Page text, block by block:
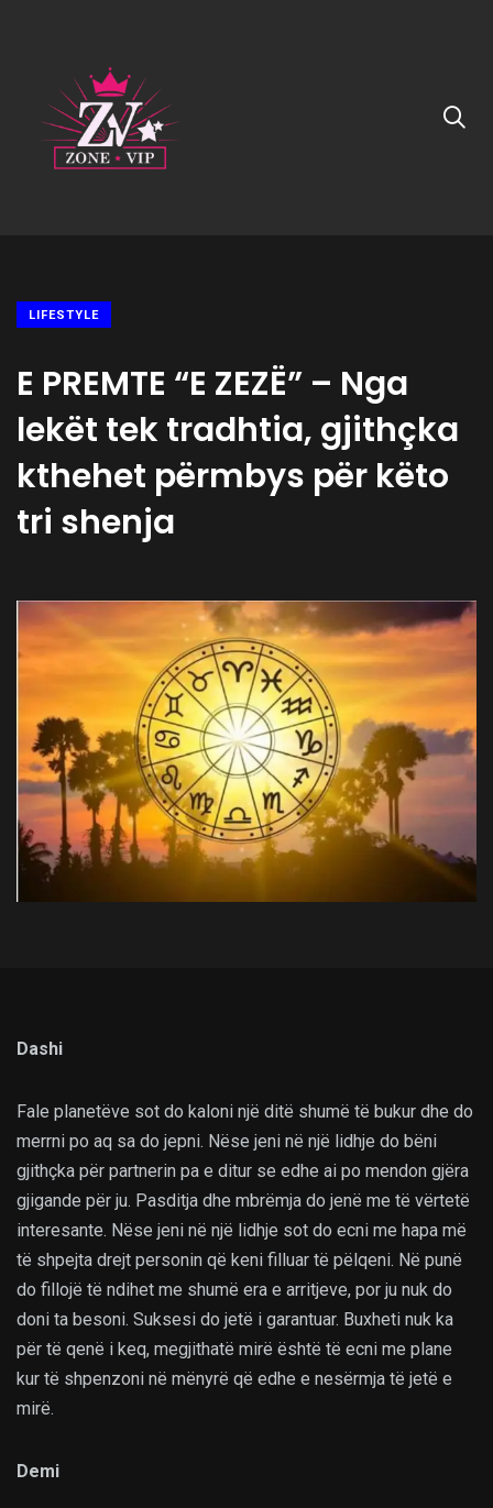
LIFESTYLE
E PREMTE “E ZEZË” – Nga
lekët tek tradhtia, gjithçka
kthehet përmbys për këto
tri shenja
Dashi
Fale planetëve sot do kaloni një ditë shumë të bukur dhe do
merrni po aq sa do jepni. Nëse jeni në një lidhje do bëni
gjithçka për partnerin pa e ditur se edhe ai po mendon gjëra
gjigande për ju. Pasditja dhe mbrëmja do jenë me të vërtetë
interesante. Nëse jeni në një lidhje sot do ecni me hapa më
të shpejta drejt personin që keni filluar të pëlqeni. Në punë
do fillojë të ndihet me shumë era e arritjeve, por ju nuk do
doni ta besoni. Suksesi do jetë i garantuar. Buxheti nuk ka
për të qenë i keq, megjithatë mirë është të ecni me plane
kur të shpenzoni në mënyrë që edhe e nesërmja të jetë e
mirë.
Demi